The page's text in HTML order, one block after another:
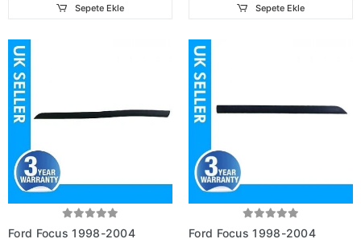
Sepete Ekle Sepete Ekle
Ford Focus 1998-2004
Ford Focus 1998-2004